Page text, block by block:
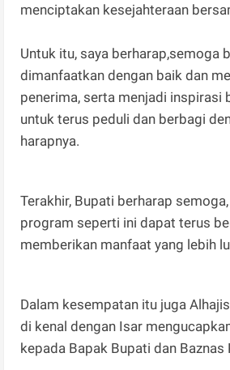
menciptakan kesejahteraan
Untuk itu, saya berharap,semoga
dimanfaatkan dengan baik dan
penerima, serta menjadi inspirasi
untuk terus peduli dan berbagi
harapnya.
Terakhir, Bupati berharap
program seperti ini dapat terus
memberikan manfaat yang lebih
Dalam kesempatan itu juga
di kenal dengan Isar
kepada Bapak Bupati dan Baznas